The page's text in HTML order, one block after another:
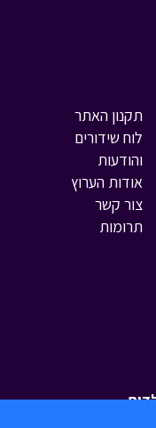
תקנון האתר
לוח שידורים
והודעות
אודות הערוץ
צור קשר
תרומות